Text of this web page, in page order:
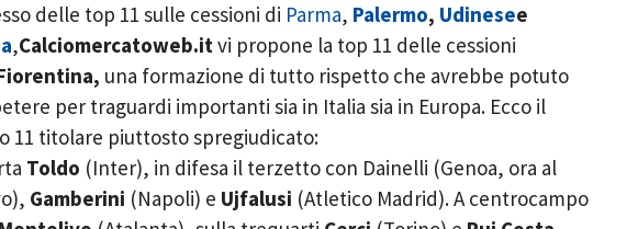
delle top 11 sulle cessioni di Parma, Palermo, Udinesee
,Calciomercatoweb.itvi propone la top 11 delle cessioni
una formazione di tutto rispetto che avrebbe potuto
per traguardi importanti sia in Italia sia in Europa. Ecco il
11 titolare piuttosto spregiudicato:
Toldo (Inter), in difesa il terzetto con Dainelli (Genoa, ora al
Gamberini (Napoli) e Ujfalusi (Atletico Madrid). A centrocampo